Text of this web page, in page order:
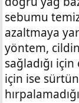
sebumu
azaltmaya
yöntem,
sağladığı
için ise